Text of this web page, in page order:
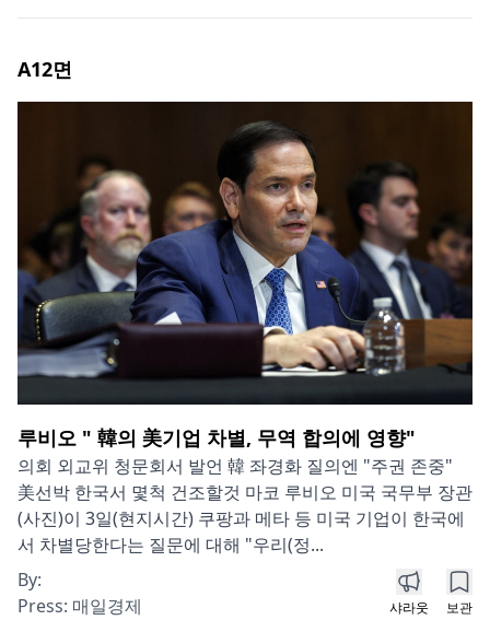
A12면
루비오 " 韓의 美기업 차별, 무역 합의에 영향"
의회 외교위 청문회서 발언 韓 좌경화 질의엔 "주권 존중"
美선박 한국서 몇척 건조할것 마코 루비오 미국 국무부 장관
(사진)이 3일(현지시간) 쿠팡과 메타 등 미국 기업이 한국에
서 차별당한다는 질문에 대해 "우리(정...
By:
Press: 매일경제 샤라웃 보관